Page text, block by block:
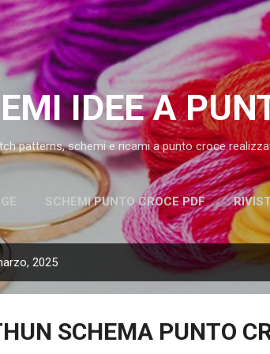
Passa ai contenuti principali
IDEE A
patterns, schemi e ricami a punto croce
SCHEMI PUNTO CROCE PDF
2025
SCHEMA PUNTO